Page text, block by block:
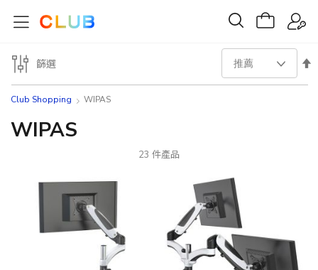
Club Shopping WIPAS
WIPAS
23 件產品
設
篩選